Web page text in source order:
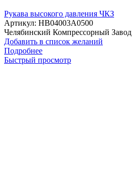
Рукава высокого давления ЧКЗ
Артикул: HB04003A0500
Челябинский Компрессорный Завод
Добавить в список желаний
Подробнее
Быстрый просмотр